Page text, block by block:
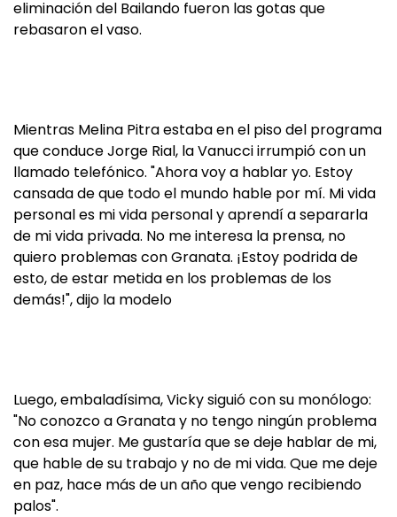
eliminación del Bailando fueron las gotas que
rebasaron el vaso.
Mientras Melina Pitra estaba en el piso del programa
que conduce Jorge Rial, la Vanucci irrumpió con un
llamado telefónico. "Ahora voy a hablar yo. Estoy
cansada de que todo el mundo hable por mí. Mi vida
personal es mi vida personal y aprendí a separarla
de mi vida privada. No me interesa la prensa, no
quiero problemas con Granata. ¡Estoy podrida de
esto, de estar metida en los problemas de los
demás!", dijo la modelo
Luego, embaladísima, Vicky siguió con su monólogo:
"No conozco a Granata y no tengo ningún problema
con esa mujer. Me gustaría que se deje hablar de mi,
que hable de su trabajo y no de mi vida. Que me deje
en paz, hace más de un año que vengo recibiendo
palos".